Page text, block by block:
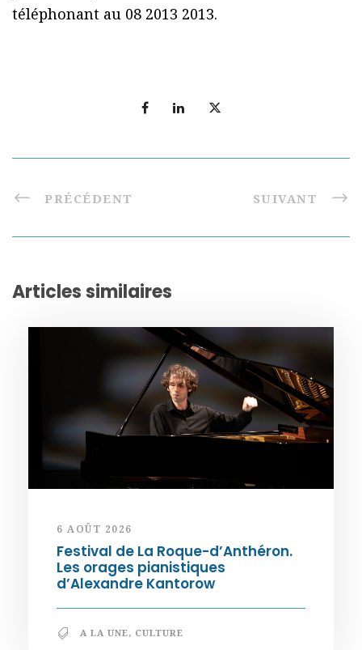
téléphonant au 08 2013 2013.
PRÉCÉDENT SUIVANT
Articles similaires
6 AOÛT 2026
Festival de La Roque-d’Anthéron.
Les orages pianistiques
d’Alexandre Kantorow
A LA UNE, CULTURE